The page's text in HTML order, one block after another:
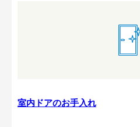
室内ドアのお手入れ